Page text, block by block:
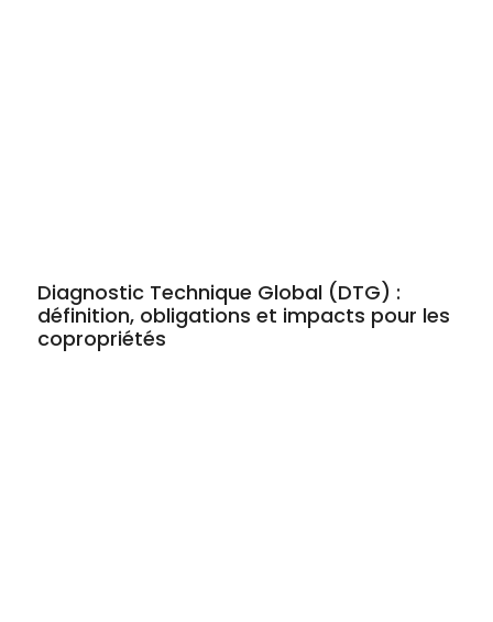
Diagnostic Technique Global (DTG) :
définition, obligations et impacts pour les
copropriétés